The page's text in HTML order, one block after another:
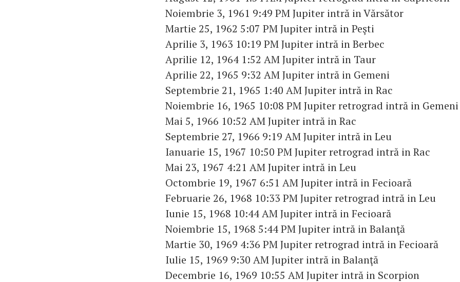
Noiembrie 3, 1961 9:49 PM Jupiter intră in Vărsător
Martie 25, 1962 5:07 PM Jupiter intră in Peşti
Aprilie 3, 1963 10:19 PM Jupiter intră in Berbec
Aprilie 12, 1964 1:52 AM Jupiter intră in Taur
Aprilie 22, 1965 9:32 AM Jupiter intră in Gemeni
Septembrie 21, 1965 1:40 AM Jupiter intră in Rac
Noiembrie 16, 1965 10:08 PM Jupiter retrograd intră in Gemeni
Mai 5, 1966 10:52 AM Jupiter intră in Rac
Septembrie 27, 1966 9:19 AM Jupiter intră in Leu
Ianuarie 15, 1967 10:50 PM Jupiter retrograd intră in Rac
Mai 23, 1967 4:21 AM Jupiter intră in Leu
Octombrie 19, 1967 6:51 AM Jupiter intră in Fecioară
Februarie 26, 1968 10:33 PM Jupiter retrograd intră in Leu
Iunie 15, 1968 10:44 AM Jupiter intră in Fecioară
Noiembrie 15, 1968 5:44 PM Jupiter intră in Balanţă
Martie 30, 1969 4:36 PM Jupiter retrograd intră in Fecioară
Iulie 15, 1969 9:30 AM Jupiter intră in Balanţă
Decembrie 16, 1969 10:55 AM Jupiter intră in Scorpion